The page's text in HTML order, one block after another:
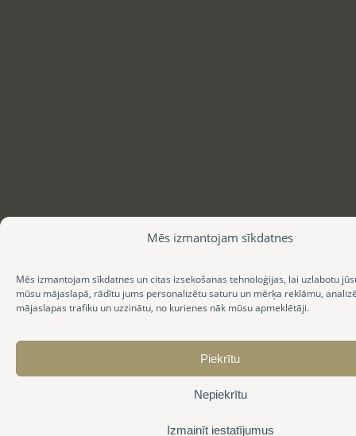
Mēs izmantojam sīkdatnes
Mēs izmantojam sīkdatnes un citas izsekošanas tehnoloģijas, lai uzlabotu
mūsu mājaslapā, rādītu jums personalizētu saturu un mērķa reklāmu,
mājaslapas trafiku un uzzinātu, no kurienes nāk mūsu apmeklētāji.
Piekrītu
Nepiekrītu
Izmainīt iestatījumus